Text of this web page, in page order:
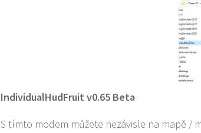
IndividualHudFruit v0.65 Beta
S tímto modem můžete nezávisle na mapě /